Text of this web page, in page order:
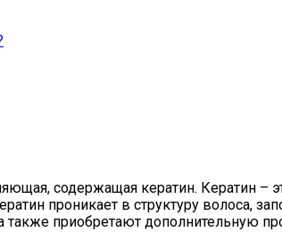
содержащая кератин. Кератин –
проникает в структуру волоса,
также приобретают дополнительную